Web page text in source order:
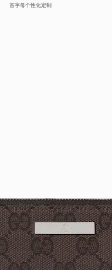
首字母个性化定制